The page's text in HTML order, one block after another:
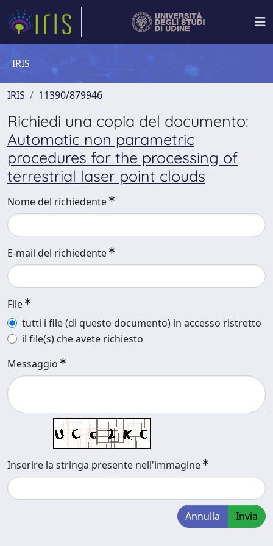
IRIS
IRIS 11390/879946
Richiedi una copia del documento:
Automatic non parametric
procedures for the processing of
terrestrial laser point clouds
Nome del richiedente
E-mail del richiedente
File
tutti i file (di questo documento) in accesso ristretto
il file(s) che avete richiesto
Messaggio
Inserire la stringa presente nell'immagine
Annulla Invia